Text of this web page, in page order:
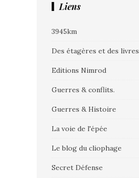
Liens
3945km
Des étagères et des livres
Editions Nimrod
Guerres & conflits.
Guerres & Histoire
La voie de l'épée
Le blog du cliophage
Secret Défense